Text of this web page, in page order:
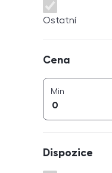
Ostatní
Cena
Min
Dispozice